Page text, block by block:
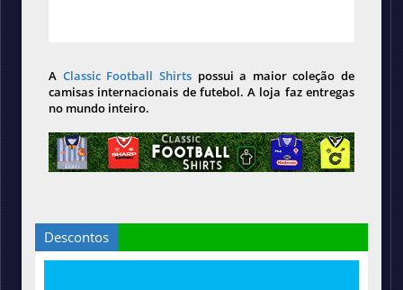
A Classic Football Shirts possui a maior coleção de
camisas internacionais de futebol. A loja faz entregas
no mundo inteiro.
Descontos